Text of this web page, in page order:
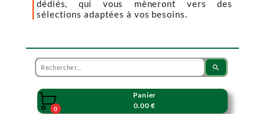
dédiés, qui vous mèneront vers des
sélections adaptées à vos besoins.
search

0
Panier
0.00 €